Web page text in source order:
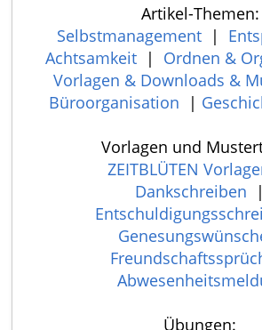
Artikel-Themen:
Selbstmanagement |
Achtsamkeit| Ordnen &
Vorlagen & Downloads &
Büroorganisation |
Vorlagen und
ZEITBLÜTEN
Dankschreiben |
Übungen: